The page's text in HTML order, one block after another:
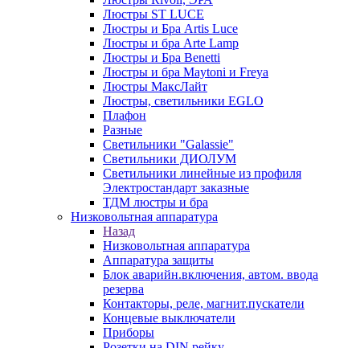
Люстры ST LUCE
Люстры и Бра Artis Luce
Люстры и бра Arte Lamp
Люстры и Бра Benetti
Люстры и бра Maytoni и Freya
Люстры МаксЛайт
Люстры, светильники EGLO
Плафон
Разные
Светильники "Galassie"
Светильники ДИОЛУМ
Светильники линейные из профиля
Электростандарт заказные
ТДМ люстры и бра
Низковольтная аппаратура
Назад
Низковольтная аппаратура
Аппаратура защиты
Блок аварийн.включения, автом. ввода
резерва
Контакторы, реле, магнит.пускатели
Концевые выключатели
Приборы